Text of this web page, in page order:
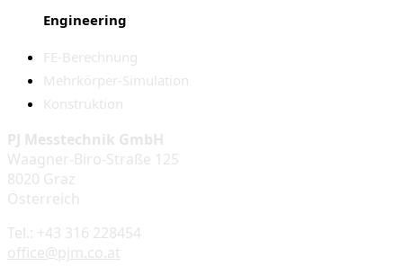
Engineering
FE-Berechnung
Mehrkörper-Simulation
Konstruktion
PJ Messtechnik GmbH
Waagner-Biro-Straße 125
8020 Graz
Österreich
Tel.: +43 316 228454
office@pjm.co.at